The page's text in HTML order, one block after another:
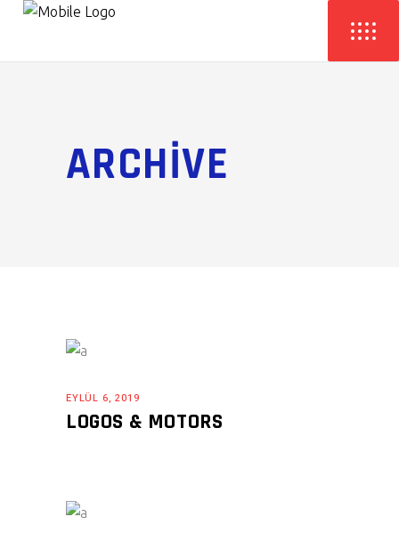
ARCHIVE
EYLÜL 6, 2019
LOGOS & MOTORS